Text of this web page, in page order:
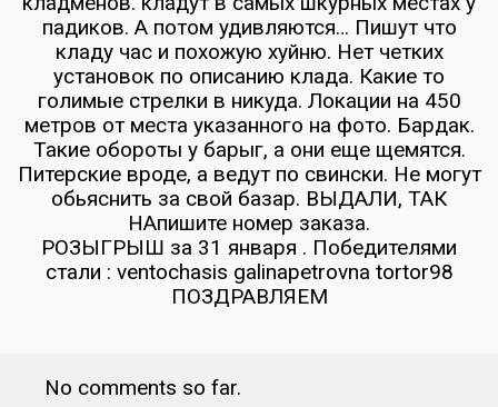
падиков. А потом удивляются… Пишут что
кладу час и похожую хуйню. Нет четких
установок по описанию клада. Какие то
голимые стрелки в никуда. Локации на 450
метров от места указанного на фото. Бардак.
Такие обороты у барыг, а они еще щемятся.
Питерские вроде, а ведут по свински. Не могут
обьяснить за свой базар. ВЫДАЛИ, ТАК
НАпишите номер заказа.
РОЗЫГРЫШ за 31 января . Победителями
стали : ventochasis galinapetrovna tortor98
ПОЗДРАВЛЯЕМ
No comments so far.